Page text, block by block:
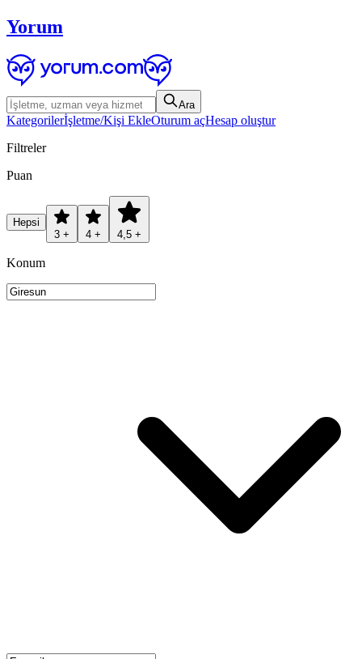
Yorum
Ara
Kategorilerİşletme/Kişi EkleOturum açHesap oluştur
Filtreler
Puan
Hepsi
3 +
4 + 4,5 +
Konum